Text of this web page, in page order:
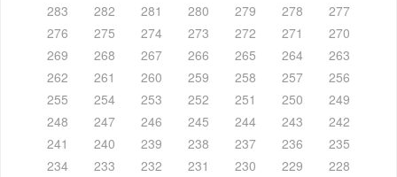
283
282 281 280 279 278
277
276
275 274 273 272 271
270
269
268 267 266 265 264
263
262
261 260 259 258 257
256
255
254 253 252 251 250
249
248
247 246 245 244 243
242
241
240 239 238 237 236
235
234
233 232 231 230 229
228